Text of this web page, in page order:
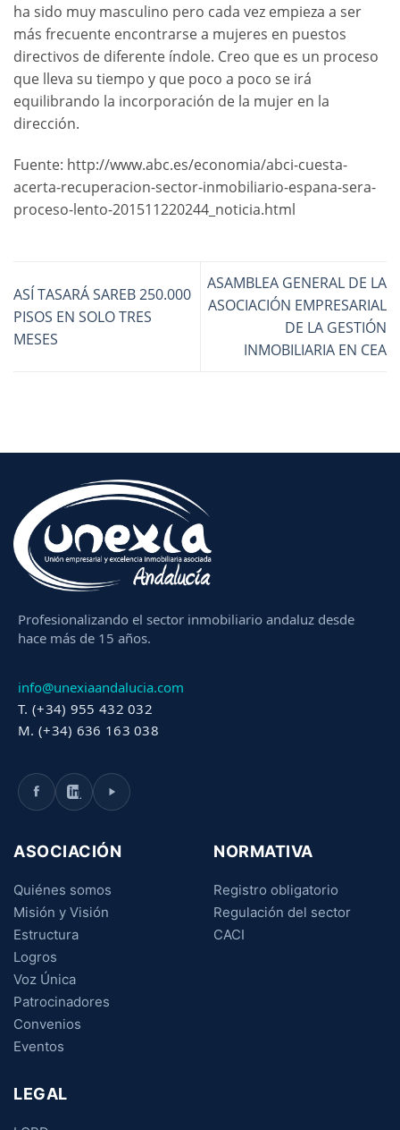
ha sido muy masculino pero cada vez empieza a ser
más frecuente encontrarse a mujeres en puestos
directivos de diferente índole. Creo que es un proceso
que lleva su tiempo y que poco a poco se irá
equilibrando la incorporación de la mujer en la
dirección.
Fuente: http://www.abc.es/economia/abci-cuesta-
acerta-recuperacion-sector-inmobiliario-espana-sera-
proceso-lento-201511220244_noticia.html
ASÍ TASARÁ SAREB 250.000
PISOS EN SOLO TRES
MESES
ASAMBLEA GENERAL DE LA
ASOCIACIÓN EMPRESARIAL
DE LA GESTIÓN
INMOBILIARIA EN CEA
Profesionalizando el sector inmobiliario andaluz desde
hace más de 15 años.
info@unexiaandalucia.com
T. (+34) 955 432 032
M. (+34) 636 163 038
ASOCIACIÓN
Quiénes somos
Misión y Visión
Estructura
Logros
Voz Única
Patrocinadores
Convenios
Eventos
NORMATIVA
Registro obligatorio
Regulación del sector
CACI
LEGAL